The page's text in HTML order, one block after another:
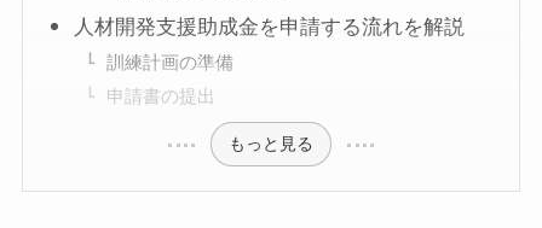
人材開発支援助成金を申請する流れを解説
訓練計画の準備
申請書の提出
もっと見る